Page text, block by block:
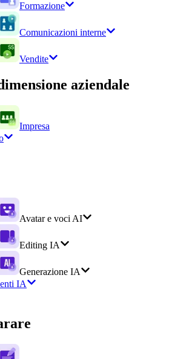
Formazione
Comunicazioni interne
Vendite
aziendale
Impresa
Avatar e voci AI
Editing IA
Generazione IA
IA